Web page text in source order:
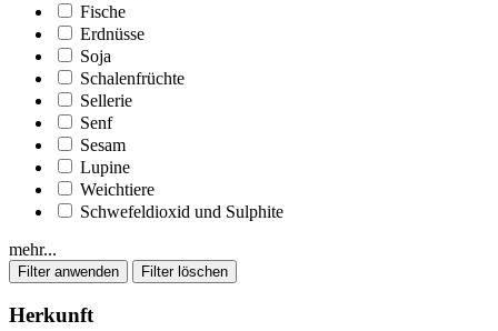
Fische
Erdnüsse
Soja
Schalenfrüchte
Sellerie
Senf
Sesam
Lupine
Weichtiere
Schwefeldioxid und Sulphite
mehr...
Herkunft